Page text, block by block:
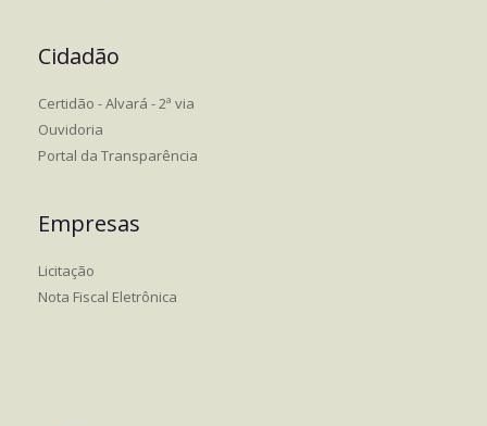
Cidadão
Certidão - Alvará - 2ª via
Ouvidoria
Portal da Transparência
Empresas
Licitação
Nota Fiscal Eletrônica